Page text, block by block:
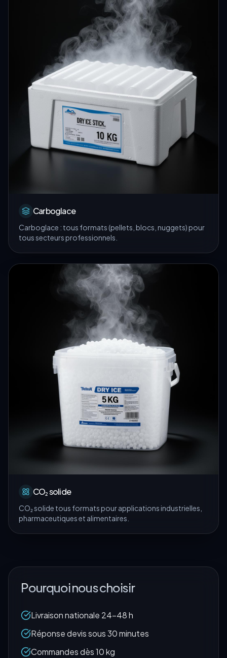
Carboglace
Carboglace : tous formats (pellets, blocs, nuggets) pour
tous secteurs professionnels.
CO₂ solide
CO₂ solide tous formats pour applications industrielles,
pharmaceutiques et alimentaires.
Pourquoi nous choisir
Livraison nationale 24-48 h
Réponse devis sous 30 minutes
Commandes dès 10 kg